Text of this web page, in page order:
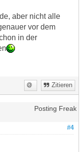
aber nicht alle
vor dem
in der
Zitieren
Posting Freak
#4